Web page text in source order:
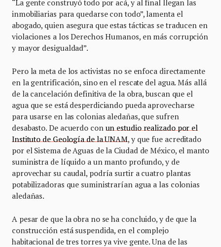
“La gente construyó todo por acá, y al final llegan las
inmobiliarias para quedarse con todo”, lamenta el
abogado, quien asegura que estas tácticas se traducen en
violaciones a los Derechos Humanos, en más corrupción
y mayor desigualdad”.
Pero la meta de los activistas no se enfoca directamente
en la gentrificación, sino en el rescate del agua. Más allá
de la cancelación definitiva de la obra, buscan que el
agua que se está desperdiciando pueda aprovecharse
para usarse en las colonias aledañas, que sufren
desabasto. De acuerdo con un estudio realizado por el
Instituto de Geología de la UNAM, y que fue acreditado
por el Sistema de Aguas de la Ciudad de México, el manto
suministra de líquido a un manto profundo, y de
aprovechar su caudal, podría surtir a cuatro plantas
potabilizadoras que suministrarían agua a las colonias
aledañas.
A pesar de que la obra no se ha concluido, y de que la
construcción está suspendida, en el complejo
habitacional de tres torres ya vive gente. Una de las